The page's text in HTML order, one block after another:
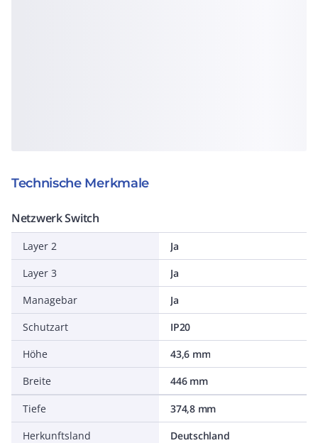
Technische Merkmale
Netzwerk Switch
Layer 2
Ja
Layer 3
Ja
Managebar
Ja
Schutzart
IP20
Höhe
43,6 mm
Breite
446 mm
Tiefe
374,8 mm
Herkunftsland
Deutschland